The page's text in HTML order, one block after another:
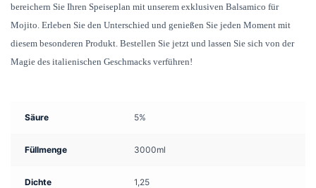
bereichern Sie Ihren Speiseplan mit unserem exklusiven Balsamico für
Mojito. Erleben Sie den Unterschied und genießen Sie jeden Moment mit
diesem besonderen Produkt. Bestellen Sie jetzt und lassen Sie sich von der
Magie des italienischen Geschmacks verführen!
Säure 5%
Füllmenge 3000ml
Dichte 1,25